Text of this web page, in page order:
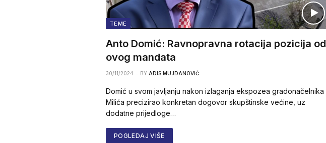
TEME
Anto Domić: Ravnopravna rotacija pozicija od
ovog mandata
30/11/2024 BY ADIS MUJDANOVIĆ
Domić u svom javljanju nakon izlaganja ekspozea gradonačelnika
Milića precizirao konkretan dogovor skupštinske većine, uz
dodatne prijedloge…
POGLEDAJ VIŠE